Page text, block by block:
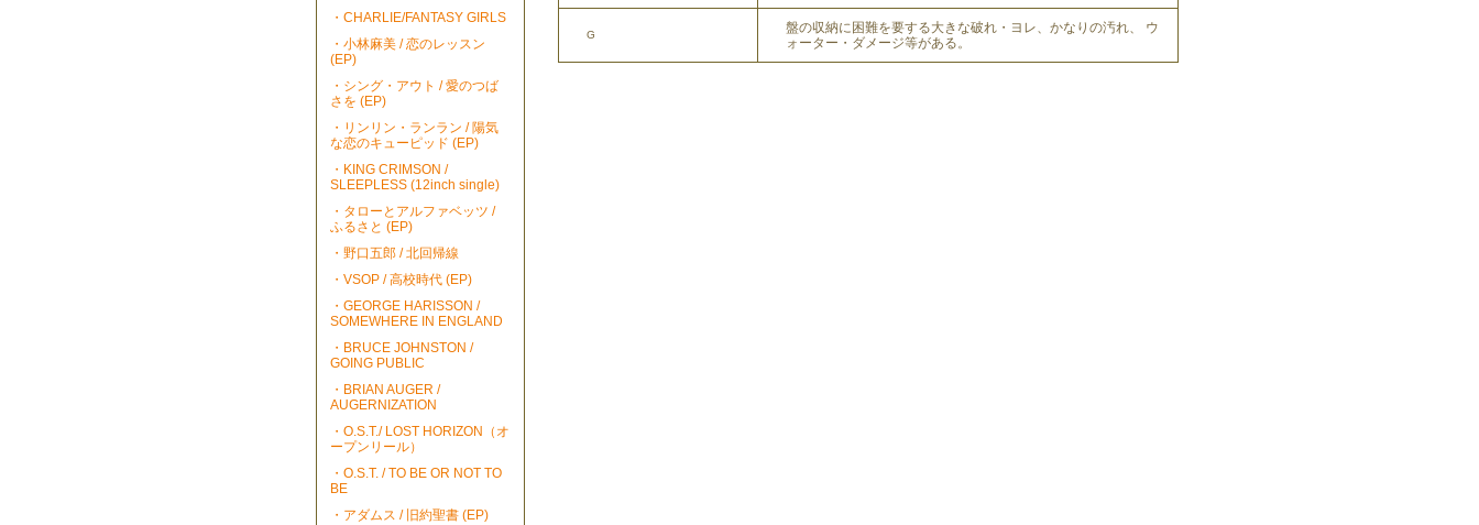
・CHARLIE/FANTASY GIRLS
・小林麻美 / 恋のレッスン
(EP)
・シング・アウト / 愛のつば
さを (EP)
・リンリン・ランラン / 陽気
な恋のキューピッド (EP)
・KING CRIMSON /
SLEEPLESS (12inch single)
・タローとアルファベッツ /
ふるさと (EP)
・野口五郎 / 北回帰線
・VSOP / 高校時代 (EP)
・GEORGE HARISSON /
SOMEWHERE IN ENGLAND
・BRUCE JOHNSTON /
GOING PUBLIC
・BRIAN AUGER /
AUGERNIZATION
・O.S.T./ LOST HORIZON（オ
ープンリール）
・O.S.T. / TO BE OR NOT TO
BE
・アダムス / 旧約聖書 (EP)
G
盤の収納に困難を要する大きな破れ・ヨレ、かなりの汚れ、 ウ
ォーター・ダメージ等がある。